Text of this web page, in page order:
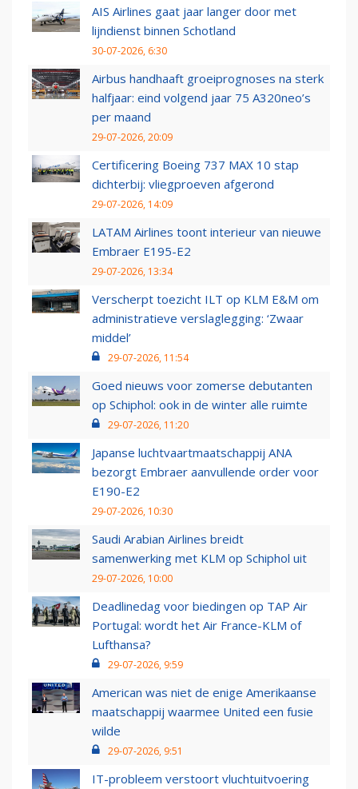
AIS Airlines gaat jaar langer door met
lijndienst binnen Schotland
30-07-2026, 6:30
Airbus handhaaft groeiprognoses na sterk
halfjaar: eind volgend jaar 75 A320neo’s
per maand
29-07-2026, 20:09
Certificering Boeing 737 MAX 10 stap
dichterbij: vliegproeven afgerond
29-07-2026, 14:09
LATAM Airlines toont interieur van nieuwe
Embraer E195-E2
29-07-2026, 13:34
Verscherpt toezicht ILT op KLM E&M om
administratieve verslaglegging: ‘Zwaar
middel’
29-07-2026, 11:54
Goed nieuws voor zomerse debutanten
op Schiphol: ook in de winter alle ruimte
29-07-2026, 11:20
Japanse luchtvaartmaatschappij ANA
bezorgt Embraer aanvullende order voor
E190-E2
29-07-2026, 10:30
Saudi Arabian Airlines breidt
samenwerking met KLM op Schiphol uit
29-07-2026, 10:00
Deadlinedag voor biedingen op TAP Air
Portugal: wordt het Air France-KLM of
Lufthansa?
29-07-2026, 9:59
American was niet de enige Amerikaanse
maatschappij waarmee United een fusie
wilde
29-07-2026, 9:51
IT-probleem verstoort vluchtuitvoering